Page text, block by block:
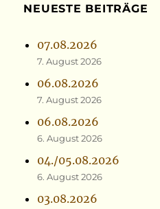
NEUESTE BEITRÄGE
07.08.2026
7. August 2026
06.08.2026
7. August 2026
06.08.2026
6. August 2026
04./05.08.2026
6. August 2026
03.08.2026